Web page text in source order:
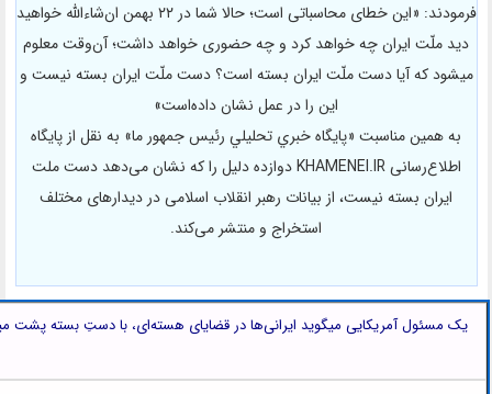
فرمودند: «این خطای محاسباتی است؛ حالا شما در ۲۲ بهمن ان‌شاءالله خواهید
دید ملّت ایران چه خواهد کرد و چه حضوری خواهد داشت؛ آن‌وقت معلوم
میشود که آیا دست ملّت ایران بسته است؟ دست ملّت ایران بسته نیست و
این را در عمل نشان داده‌است»
به همین مناسبت «پايگاه خبري تحليلي رئيس جمهور ما» به نقل از پایگاه
اطلاع‌رسانی KHAMENEI.IR دوازده دلیل را که نشان می‌دهد دست ملت
ایران بسته نیست، از بیانات رهبر انقلاب اسلامی در دیدارهای مختلف
استخراج و منتشر می‌کند.
یک‌ مسئول آمریکایی میگوید ایرانی‌ها در قضایای هسته‌ای، با دستِ بسته